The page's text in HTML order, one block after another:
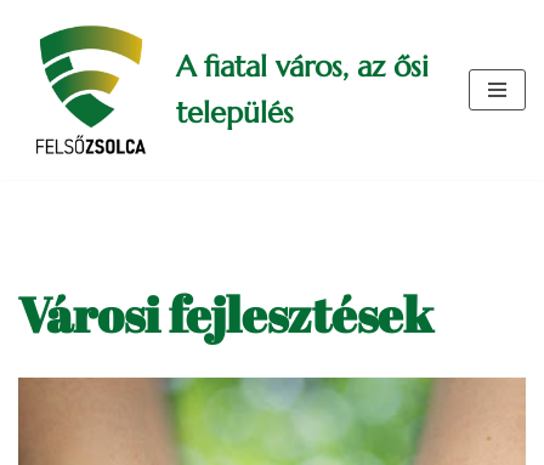
Skip
content
A fiatal város, az ősi
település
Városi fejlesztések